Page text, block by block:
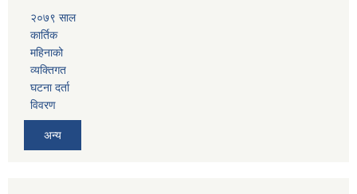
२०७९ साल
कार्तिक
महिनाको
व्यक्तिगत
घटना दर्ता
विवरण
अन्य